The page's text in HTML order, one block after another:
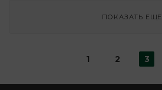
ПОКАЗАТЬ ЕЩЕ
1 2 3